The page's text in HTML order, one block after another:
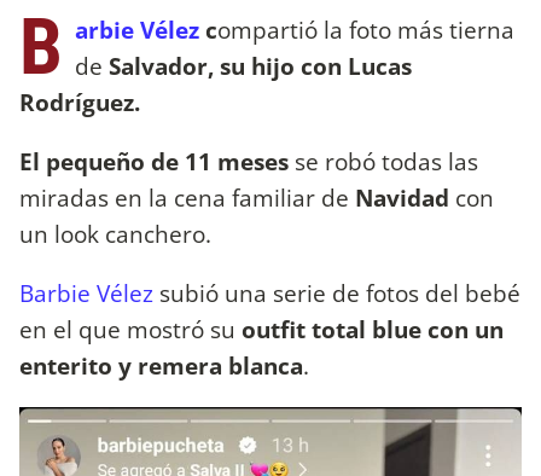
B arbie Vélez compartió la foto más tierna
de Salvador, su hijo con Lucas
Rodríguez.
El pequeño de 11 meses se robó todas las
miradas en la cena familiar de Navidad con
un look canchero.
Barbie Vélez subió una serie de fotos del bebé
en el que mostró su outfit total blue con un
enterito y remera blanca.